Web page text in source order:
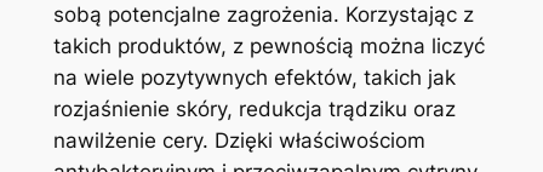
⁣sobą potencjalne zagrożenia. Korzystając ‌z
takich produktów,‍ z pewnością można liczyć
na wiele pozytywnych ⁣efektów, takich jak
rozjaśnienie ⁤skóry, redukcja‍ trądziku oraz
nawilżenie cery. Dzięki ⁢właściwościom​